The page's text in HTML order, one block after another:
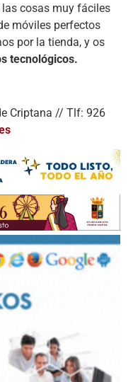
cosas muy fáciles
móviles perfectos
por la tienda, y os
tecnológicos.
Criptana // Tlf: 926